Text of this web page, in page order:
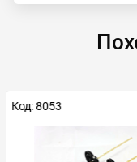
Код: 8053